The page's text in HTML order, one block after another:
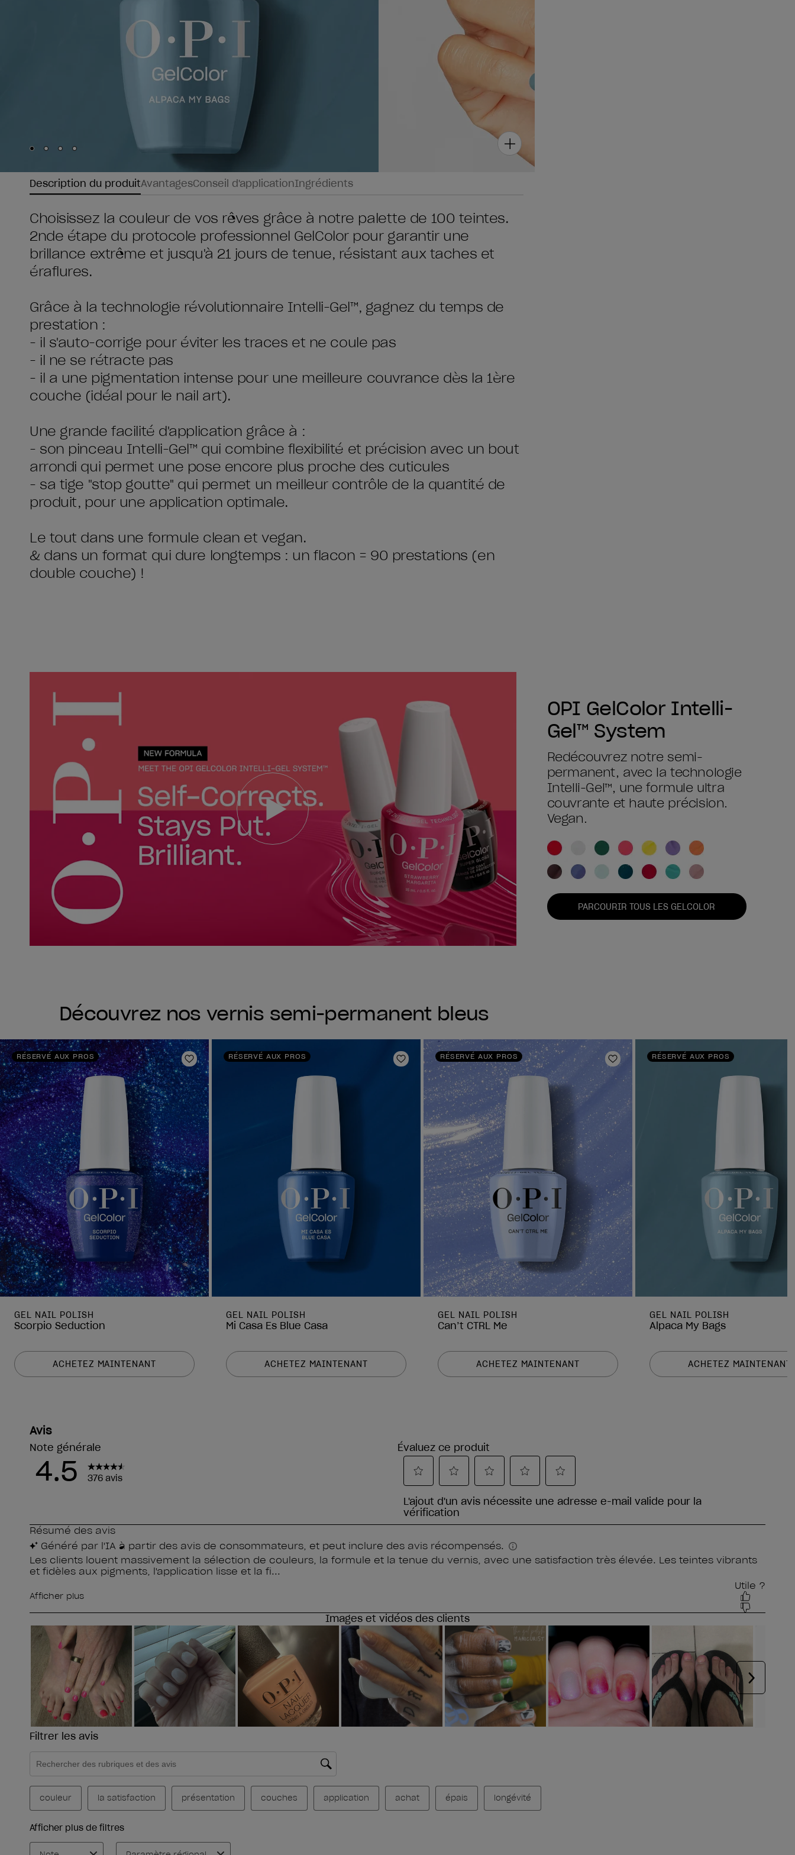
Skip to slide
Skip to slide
Skip to slide
Skip to slide
Description du produitAvantagesConseil d'applicationIngrédients
Choisissez la couleur de vos rêves grâce à notre palette de 100 teintes.
2nde étape du protocole professionnel GelColor pour garantir une
brillance extrême et jusqu'à 21 jours de tenue, résistant aux taches et
éraflures.
Grâce à la technologie révolutionnaire Intelli-Gel™, gagnez du temps de
prestation :
- il s'auto-corrige pour éviter les traces et ne coule pas
- il ne se rétracte pas
- il a une pigmentation intense pour une meilleure couvrance dès la 1ère
couche (idéal pour le nail art).
Une grande facilité d'application grâce à :
- son pinceau Intelli-Gel™ qui combine flexibilité et précision avec un bout
arrondi qui permet une pose encore plus proche des cuticules
- sa tige "stop goutte" qui permet un meilleur contrôle de la quantité de
produit, pour une application optimale.
Le tout dans une formule clean et vegan.
& dans un format qui dure longtemps : un flacon = 90 prestations (en
double couche) !
OPI GelColor Intelli-
Gel™ System
Redécouvrez notre semi-
permanent, avec la technologie
Intelli-Gel™, une formule ultra
couvrante et haute précision.
Vegan.
PARCOURIR TOUS LES GELCOLOR
Découvrez nos vernis semi-permanent bleus
RÉSERVÉ AUX PROS
Ajouter aux favoris
GEL NAIL POLISH
Scorpio Seduction
ACHETEZ MAINTENANT
RÉSERVÉ AUX PROS
Ajouter aux favoris
GEL NAIL POLISH
Mi Casa Es Blue Casa
ACHETEZ MAINTENANT
RÉSERVÉ AUX PROS
Ajouter aux favoris
GEL NAIL POLISH
Can’t CTRL Me
ACHETEZ MAINTENANT
RÉSERVÉ AUX PROS
GEL NAIL POLISH
Alpaca My Bags
ACHETEZ MAINTENANT